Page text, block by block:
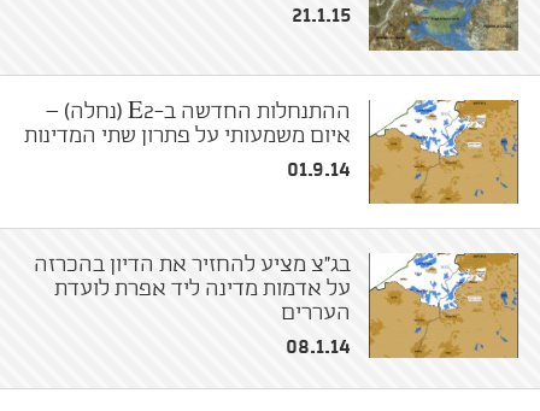
21.1.15
ההתנחלות החדשה ב-E2 (נחלה) –
איום משמעותי על פתרון שתי המדינות
01.9.14
בג"צ מציע להחזיר את הדיון בהכרזה
על אדמות מדינה ליד אפרת לועדת
העררים
08.1.14